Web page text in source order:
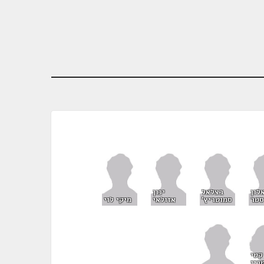
בצלאל
סמוטריץ'
ינון
אזולאי מיקי לוי
קטי